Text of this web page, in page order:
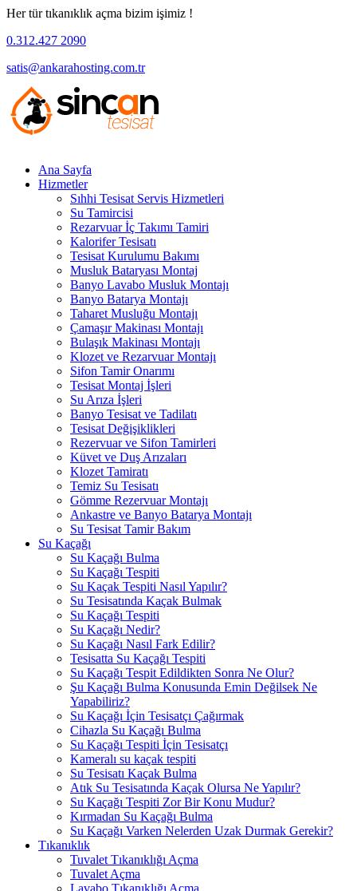
Her tür tıkanıklık açma bizim işimiz !
0.312.427 2090
satis@ankarahosting.com.tr
Ana Sayfa
Hizmetler
Sıhhi Tesisat Servis Hizmetleri
Su Tamircisi
Rezarvuar İç Takımı Tamiri
Kalorifer Tesisatı
Tesisat Kurulumu Bakımı
Musluk Bataryası Montaj
Banyo Lavabo Musluk Montajı
Banyo Batarya Montajı
Taharet Musluğu Montajı
Çamaşır Makinası Montajı
Bulaşık Makinası Montajı
Klozet ve Rezarvuar Montajı
Sifon Tamir Onarımı
Tesisat Montaj İşleri
Su Arıza İşleri
Banyo Tesisat ve Tadilatı
Tesisat Değişiklikleri
Rezervuar ve Sifon Tamirleri
Küvet ve Duş Arızaları
Klozet Tamiratı
Temiz Su Tesisatı
Gömme Rezervuar Montajı
Ankastre ve Banyo Batarya Montajı
Su Tesisat Tamir Bakım
Su Kaçağı
Su Kaçağı Bulma
Su Kaçağı Tespiti
Su Kaçak Tespiti Nasıl Yapılır?
Su Tesisatında Kaçak Bulmak
Su Kaçağı Tespiti
Su Kaçağı Nedir?
Su Kaçağı Nasıl Fark Edilir?
Tesisatta Su Kaçağı Tespiti
Su Kaçağı Tespit Edildikten Sonra Ne Olur?
Şu Kaçağı Bulma Konusunda Emin Değilsek Ne
Yapabiliriz?
Su Kaçağı İçin Tesisatçı Çağırmak
Cihazla Su Kaçağı Bulma
Su Kaçağı Tespiti İçin Tesisatçı
Kameralı su kaçak tespiti
Su Tesisatı Kaçak Bulma
Atık Su Tesisatında Kaçak Olursa Ne Yapılır?
Su Kaçağı Tespiti Zor Bir Konu Mudur?
Kırmadan Su Kaçağı Bulma
Su Kaçağı Varken Nelerden Uzak Durmak Gerekir?
Tıkanıklık
Tuvalet Tıkanıklığı Açma
Tuvalet Açma
Lavabo Tıkanıklığı Açma